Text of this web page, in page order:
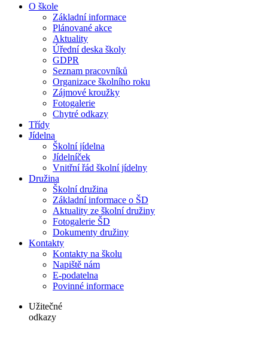
O škole
Základní informace
Plánované akce
Aktuality
Úřední deska školy
GDPR
Seznam pracovníků
Organizace školního roku
Zájmové kroužky
Fotogalerie
Chytré odkazy
Třídy
Jídelna
Školní jídelna
Jídelníček
Vnitřní řád školní jídelny
Družina
Školní družina
Základní informace o ŠD
Aktuality ze školní družiny
Fotogalerie ŠD
Dokumenty družiny
Kontakty
Kontakty na školu
Napiště nám
E-podatelna
Povinné informace
Užitečné
odkazy